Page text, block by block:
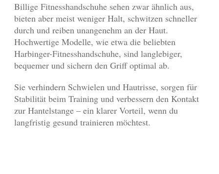
Billige Fitnesshandschuhe sehen zwar ähnlich aus,
bieten aber meist weniger Halt, schwitzen schneller
durch und reiben unangenehm an der Haut.
Hochwertige Modelle, wie etwa die beliebten
Harbinger-Fitnesshandschuhe, sind langlebiger,
bequemer und sichern den Griff optimal ab.
Sie verhindern Schwielen und Hautrisse, sorgen für
Stabilität beim Training und verbessern den Kontakt
zur Hantelstange – ein klarer Vorteil, wenn du
langfristig gesund trainieren möchtest.